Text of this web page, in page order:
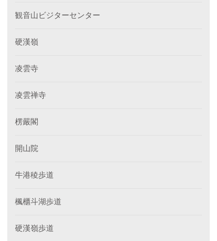
観音山ビジターセンター
硬漢嶺
凌雲寺
凌雲禅寺
楞嚴閣
開山院
牛港稜歩道
楓櫃斗湖歩道
硬漢嶺歩道